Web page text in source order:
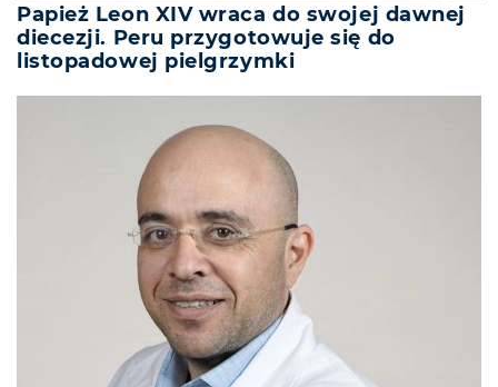
Papież Leon XIV wraca do swojej dawnej
diecezji. Peru przygotowuje się do
listopadowej pielgrzymki